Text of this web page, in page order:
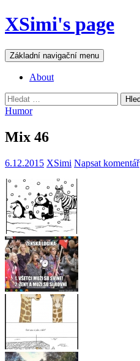
Přejít
k
webu
XSimi's page
Hledat
Základní navigační menu
About
Vyhledávání
Humor
Mix 46
6.12.2015 XSimi Napsat komentář